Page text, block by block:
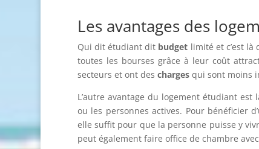
Les avantages des
Qui dit étudiant dit budget limité et c’est
toutes les bourses grâce à leur coût
secteurs et ont des chargesqui sont moins
L’autre avantage du logement étudiant
ou les personnes actives. Pour bénéficier
elle suffit pour que la personne puisse y
peut également faire office de chambre